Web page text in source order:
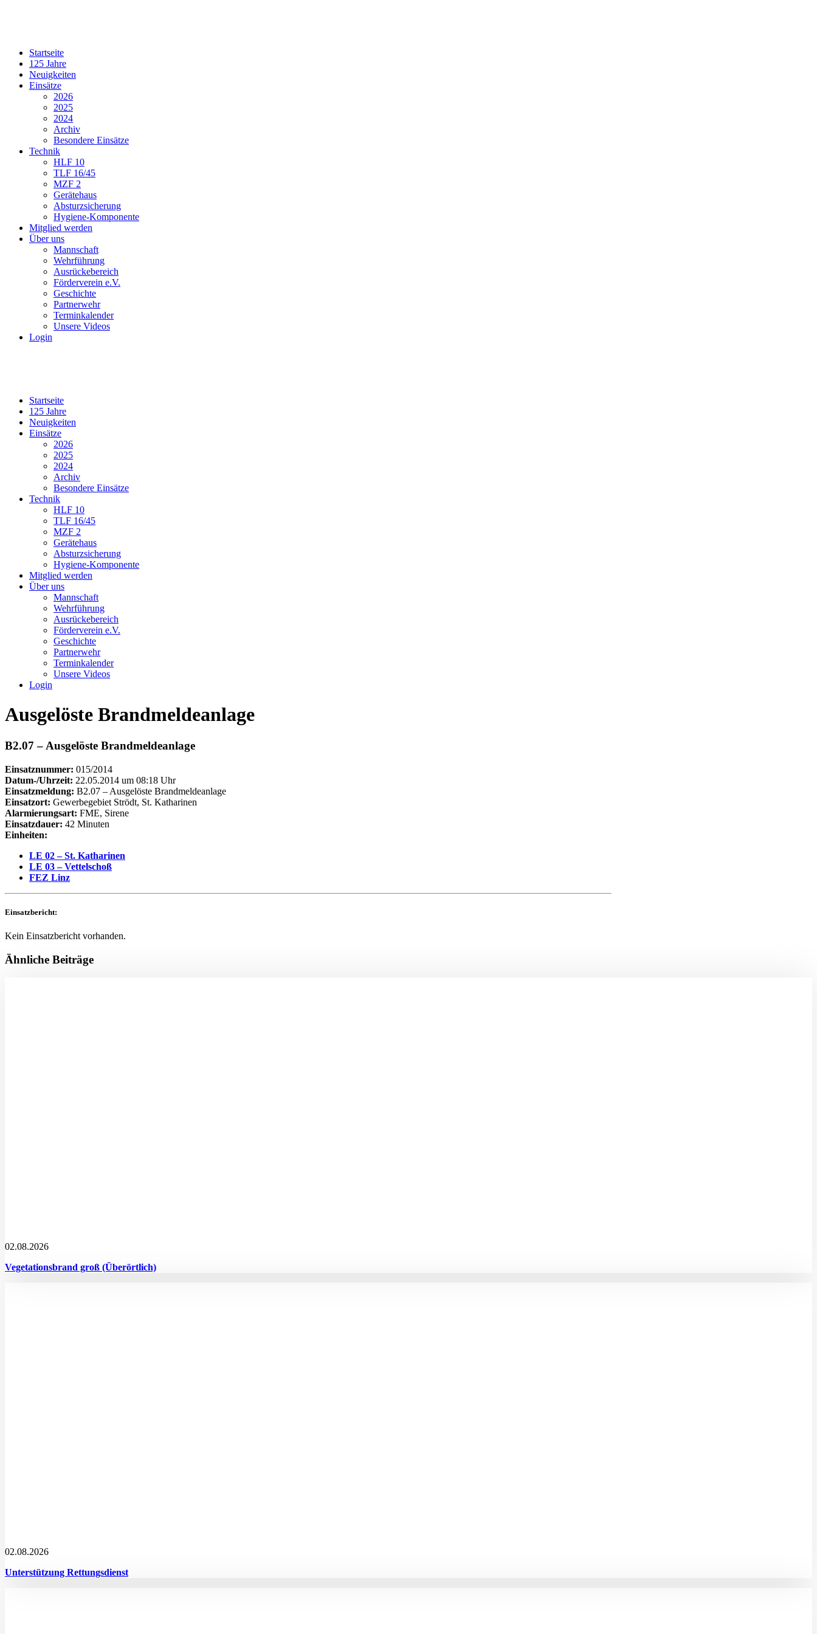
Startseite
125 Jahre
Neuigkeiten
Einsätze
2026
2025
2024
Archiv
Besondere Einsätze
Technik
HLF 10
TLF 16/45
MZF 2
Gerätehaus
Absturzsicherung
Hygiene-Komponente
Mitglied werden
Über uns
Mannschaft
Wehrführung
Ausrückebereich
Förderverein e.V.
Geschichte
Partnerwehr
Terminkalender
Unsere Videos
Login
Startseite
125 Jahre
Neuigkeiten
Einsätze
2026
2025
2024
Archiv
Besondere Einsätze
Technik
HLF 10
TLF 16/45
MZF 2
Gerätehaus
Absturzsicherung
Hygiene-Komponente
Mitglied werden
Über uns
Mannschaft
Wehrführung
Ausrückebereich
Förderverein e.V.
Geschichte
Partnerwehr
Terminkalender
Unsere Videos
Login
Ausgelöste Brandmeldeanlage
B2.07 – Ausgelöste Brandmeldeanlage
Einsatznummer: 015/2014
Datum-/Uhrzeit: 22.05.2014 um 08:18 Uhr
Einsatzmeldung: B2.07 – Ausgelöste Brandmeldeanlage
Einsatzort: Gewerbegebiet Strödt, St. Katharinen
Alarmierungsart: FME, Sirene
Einsatzdauer: 42 Minuten
Einheiten:
LE 02 – St. Katharinen
LE 03 – Vettelschoß
FEZ Linz
Einsatzbericht:
Kein Einsatzbericht vorhanden.
Ähnliche Beiträge
02.08.2026
Vegetationsbrand groß (Überörtlich)
02.08.2026
Unterstützung Rettungsdienst